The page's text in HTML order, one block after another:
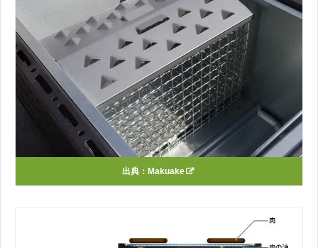
出典： Makuake